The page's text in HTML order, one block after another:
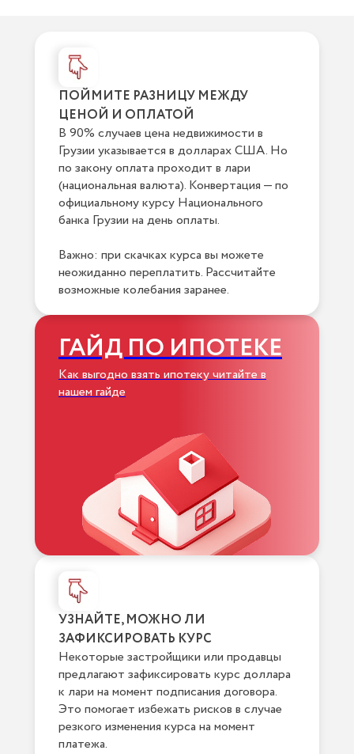
ПОЙМИТЕ РАЗНИЦУ МЕЖДУ
ЦЕНОЙ И ОПЛАТОЙ
В 90% случаев цена недвижимости в
Грузии указывается в долларах США. Но
по закону оплата проходит в лари
(национальная валюта). Конвертация — по
официальному курсу Национального
банка Грузии на день оплаты.
Важно: при скачках курса вы можете
неожиданно переплатить. Рассчитайте
возможные колебания заранее.
ГАЙД ПО ИПОТЕКЕ
Как выгодно взять ипотеку читайте в
нашем гайде
УЗНАЙТЕ, МОЖНО ЛИ
ЗАФИКСИРОВАТЬ КУРС
Некоторые застройщики или продавцы
предлагают зафиксировать курс доллара
к лари на момент подписания договора.
Это помогает избежать рисков в случае
резкого изменения курса на момент
платежа.